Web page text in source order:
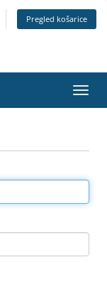
Pregled košarice